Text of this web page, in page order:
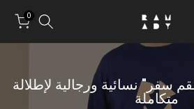
0
سفر" نسائية ورجالية لإطلالة
متكاملة